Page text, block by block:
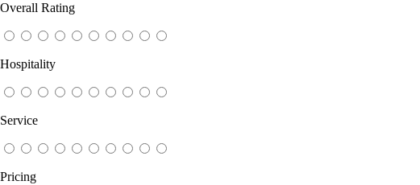
Overall Rating
Hospitality
Service
Pricing